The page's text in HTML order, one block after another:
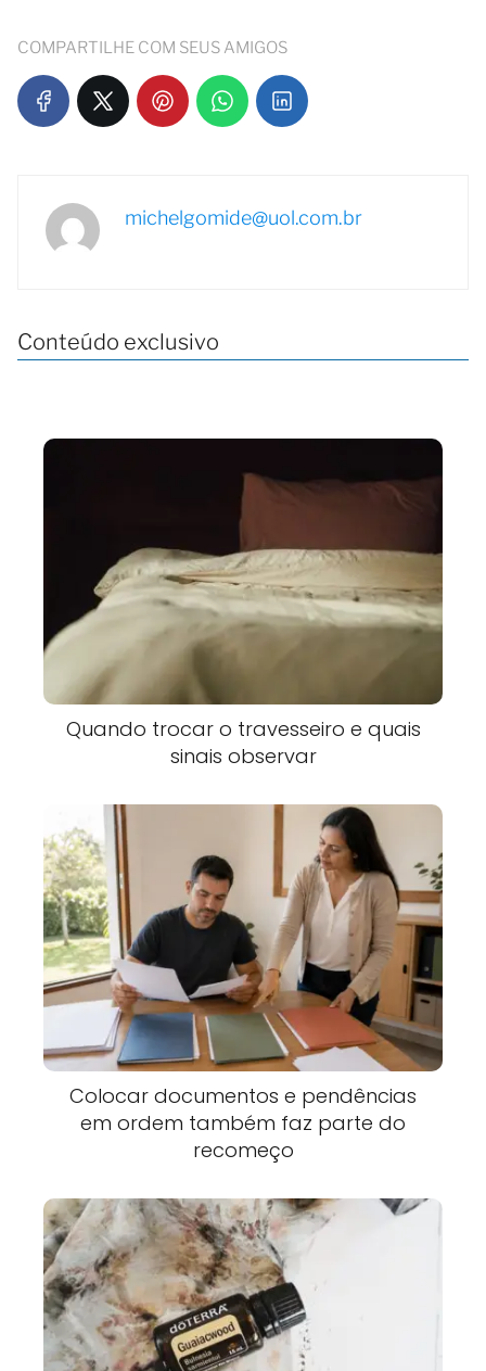
COMPARTILHE COM SEUS AMIGOS
michelgomide@uol.com.br
Conteúdo exclusivo
Quando trocar o travesseiro e quais
sinais observar
Colocar documentos e pendências
em ordem também faz parte do
recomeço